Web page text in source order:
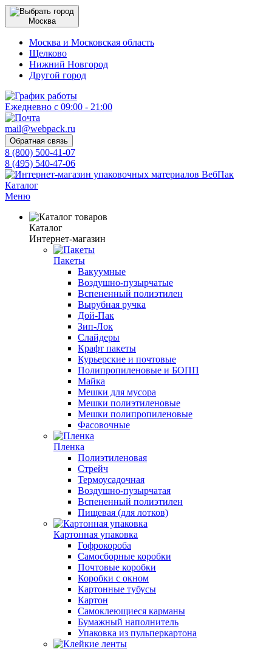
Москва
Москва и Московская область
Щелково
Нижний Новгород
Другой город
Ежедневно с 09:00 - 21:00
mail@webpack.ru
Обратная связь
8 (800) 500-41-07
8 (495) 540-47-06
Каталог
Меню
Каталог
Интернет-магазин
Пакеты
Вакуумные
Воздушно-пузырчатые
Вспененный полиэтилен
Вырубная ручка
Дой-Пак
Зип-Лок
Слайдеры
Крафт пакеты
Курьерские и почтовые
Полипропиленовые и БОПП
Майка
Мешки для мусора
Мешки полиэтиленовые
Мешки полипропиленовые
Фасовочные
Пленка
Полиэтиленовая
Стрейч
Термоусадочная
Воздушно-пузырчатая
Вспененный полиэтилен
Пищевая (для лотков)
Картонная упаковка
Гофрокороба
Самосборные коробки
Почтовые коробки
Коробки с окном
Картонные тубусы
Картон
Самоклеющиеся карманы
Бумажный наполнитель
Упаковка из пульперкартона